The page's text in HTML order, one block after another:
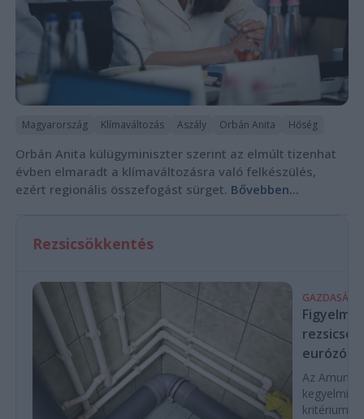
Magyarország Klímaváltozás Aszály Orbán Anita Hőség
Orbán Anita külügyminiszter szerint az elmúlt tizenhat
évben elmaradt a klímaváltozásra való felkészülés,
ezért regionális összefogást sürget. Bővebben...
Rezsicsökkentés
GAZDASÁG
Az Amundi
kegyelmi